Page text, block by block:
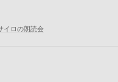
ロの朗読会